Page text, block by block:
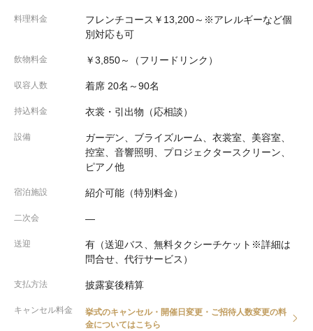
料理料金
フレンチコース￥13,200～※アレルギーなど個
別対応も可
飲物料金 ￥3,850～（フリードリンク）
収容人数 着席 20名～90名
持込料金 衣裳・引出物（応相談）
設備
ガーデン、ブライズルーム、衣裳室、美容室、
控室、音響照明、プロジェクタースクリーン、
ピアノ他
宿泊施設 紹介可能（特別料金）
二次会 ―
送迎
有（送迎バス、無料タクシーチケット※詳細は
問合せ、代行サービス）
支払方法 披露宴後精算
キャンセル料金
挙式のキャンセル・開催日変更・ご招待人数変更の料
金についてはこちら